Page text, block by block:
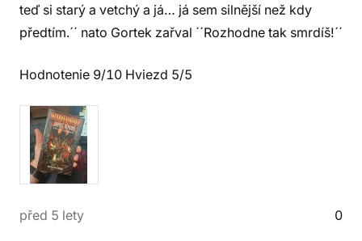
teď si starý a vetchý a já… já sem silnější než kdy
předtím.´´ nato Gortek zařval ´´Rozhodne tak smrdíš!´´
Hodnotenie 9/10 Hviezd 5/5
před 5 lety 0